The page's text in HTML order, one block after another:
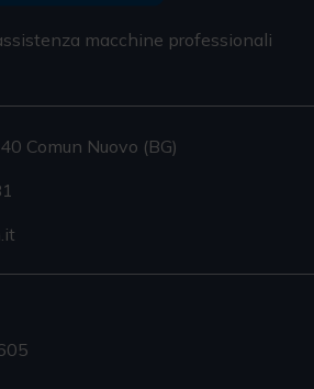
macchine professionali
Comun Nuovo (BG)